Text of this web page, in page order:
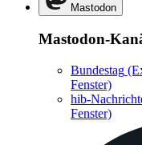
Mastodon
Mastodon-
Bundestag
Fenster)
hib-
Fenster)